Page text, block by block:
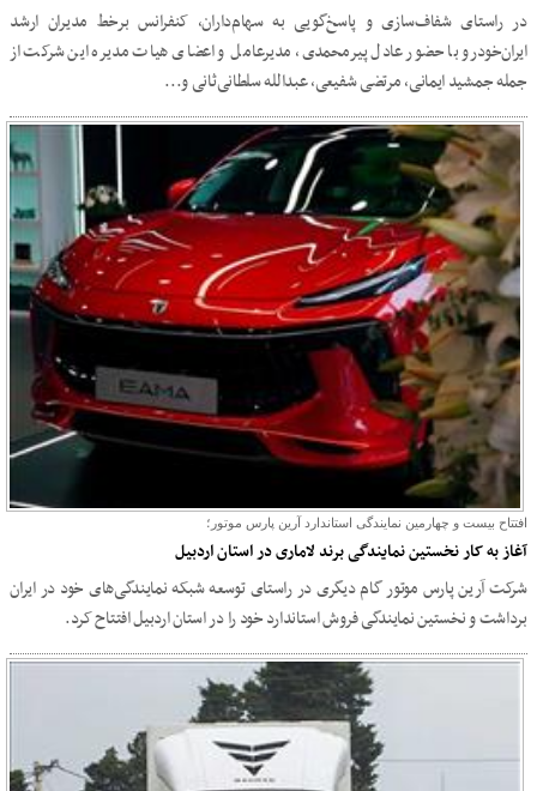
در راستای شفاف‌سازی و پاسخ‌گویی به سهام‌داران، کنفرانس برخط مدیران ارشد
ایران‌خودرو با حضور عادل پیرمحمدی، مدیرعامل و اعضای هیات مدیره این شرکت از
جمله جمشید ایمانی، مرتضی شفیعی، عبدالله سلطانی‌ثانی و...
افتتاح بیست و چهارمین نمایندگی استاندارد آرین پارس موتور؛
آغاز به کار نخستین نمایندگی برند لاماری در استان اردبیل
شرکت آرین پارس موتور گام دیگری در راستای توسعه شبکه نمایندگی‌های خود در ایران
برداشت و نخستین نمایندگی فروش استاندارد خود را در استان اردبیل افتتاح کرد.